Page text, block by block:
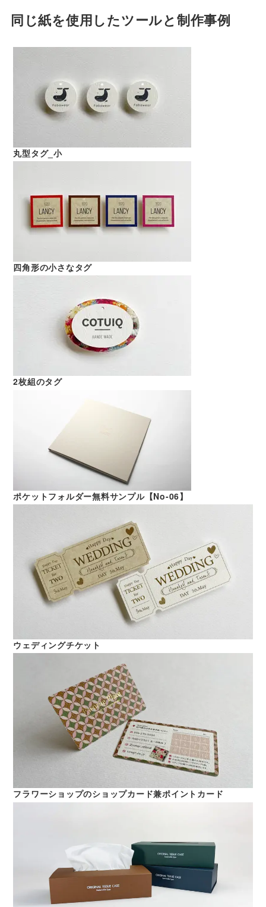
同じ紙を使用したツールと制作事例
丸型タグ_小
四角形の小さなタグ
2枚組のタグ
ポケットフォルダー無料サンプル【No-06】
ウェディングチケット
フラワーショップのショップカード兼ポイントカード